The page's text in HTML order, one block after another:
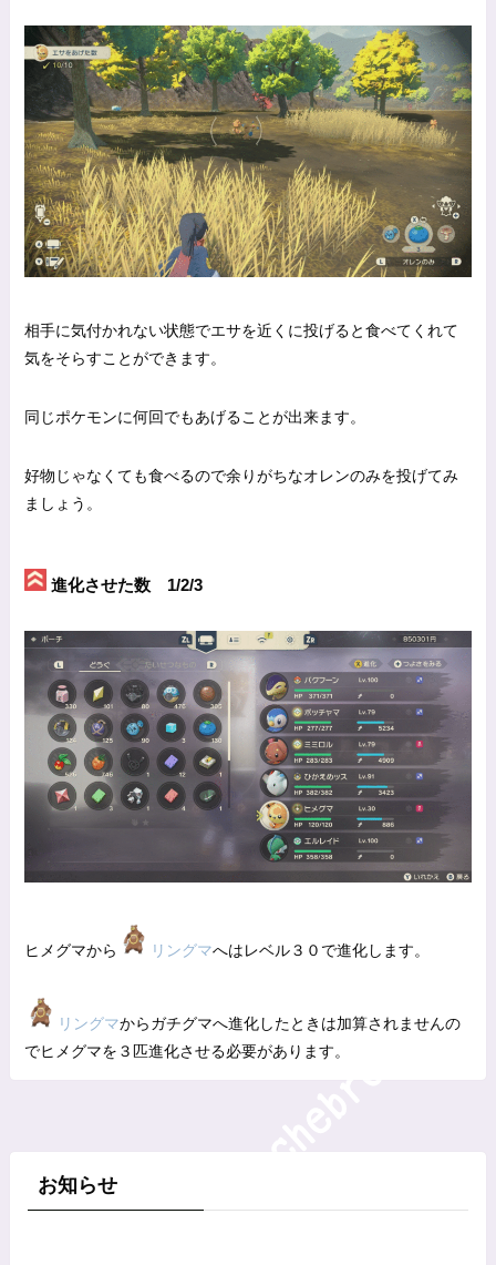
相手に気付かれない状態でエサを近くに投げると食べてくれて
気をそらすことができます。
同じポケモンに何回でもあげることが出来ます。
好物じゃなくても食べるので余りがちなオレンのみを投げてみ
ましょう。
進化させた数 1/2/3
ヒメグマから リングマへはレベル３０で進化します。
リングマからガチグマへ進化したときは加算されませんの
でヒメグマを３匹進化させる必要があります。
お知らせ